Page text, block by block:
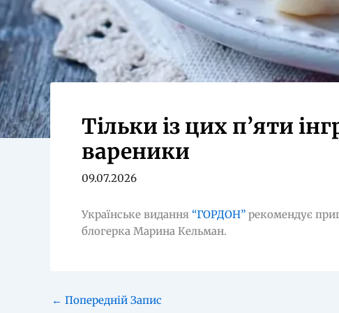
Тільки із цих п’яти
вареники
09.07.2026
Українське видання “ГОРДОН” рекомендує
блогерка Марина Кельман.
← Попередній Запис